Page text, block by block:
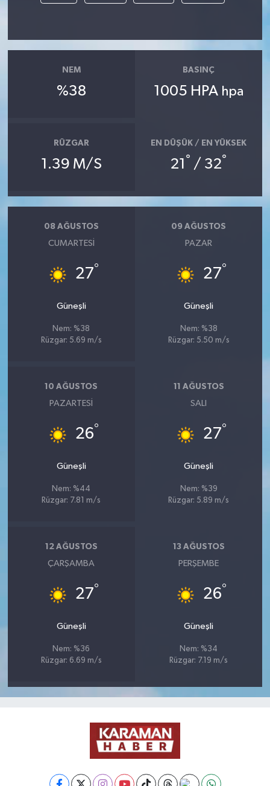
NEM
%38
BASINÇ
1005 HPA hpa
RÜZGAR
1.39 M/S
EN DÜŞÜK / EN YÜKSEK
21 ° / 32°
08 AĞUSTOS
CUMARTESI
27°
Güneşli
Nem: %38
Rüzgar: 5.69 m/s
09 AĞUSTOS
PAZAR
27°
Güneşli
Nem: %38
Rüzgar: 5.50 m/s
10 AĞUSTOS
PAZARTESI
26°
Güneşli
Nem: %44
Rüzgar: 7.81 m/s
11 AĞUSTOS
SALI
27°
Güneşli
Nem: %39
Rüzgar: 5.89 m/s
12 AĞUSTOS
ÇARŞAMBA
27°
Güneşli
Nem: %36
Rüzgar: 6.69 m/s
13 AĞUSTOS
PERŞEMBE
26°
Güneşli
Nem: %34
Rüzgar: 7.19 m/s